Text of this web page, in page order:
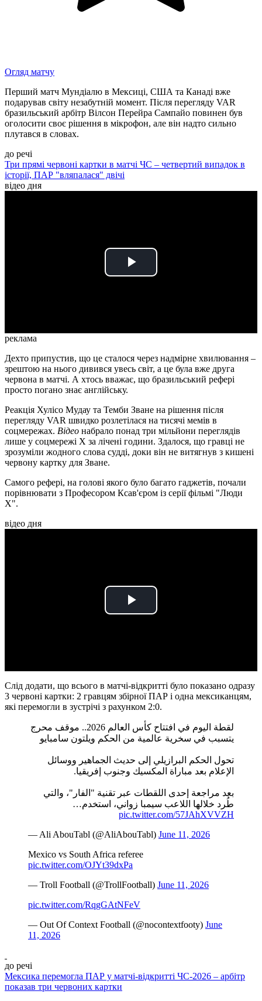
Огляд матчу
Перший матч Мундіалю в Мексиці, США та Канаді вже
подарував світу незабутній момент. Після перегляду VAR
бразильський арбітр Вілсон Перейра Сампайо повинен був
оголосити своє рішення в мікрофон, але він надто сильно
плутався в словах.
до речі
Три прямі червоні картки в матчі ЧС – четвертий випадок в
історії, ПАР "вляпалася" двічі
відео дня
Play
реклама
Дехто припустив, що це сталося через надмірне хвилювання –
зрештою на нього дивився увесь світ, а це була вже друга
червона в матчі. А хтось вважає, що бразильський рефері
просто погано знає англійську.
Реакція Хулісо Мудау та Темби Зване на рішення після
перегляду VAR швидко розлетілася на тисячі мемів в
соцмережах. Відео набрало понад три мільйони переглядів
лише у соцмережі X за лічені години. Здалося, що гравці не
зрозуміли жодного слова судді, доки він не витягнув з кишені
червону картку для Зване.
Самого рефері, на голові якого було багато гаджетів, почали
порівнювати з Професором Ксав'єром із серії фільмі "Люди
X".
відео дня
Play
Слід додати, що всього в матчі-відкритті було показано одразу
3 червоні картки: 2 гравцям збірної ПАР і одна мексиканцям,
які перемогли в зустрічі з рахунком 2:0.
لقطة اليوم في افتتاح كأس العالم 2026.. موقف محرج
يتسبب في سخرية عالمية من الحكم ويلتون سامبايو
تحول الحكم البرازيلي إلى حديث الجماهير ووسائل
الإعلام بعد مباراة المكسيك وجنوب إفريقيا.
بعد مراجعة إحدى اللقطات عبر تقنية "الفار"، والتي
طُرد خلالها اللاعب سيمبا زواني، استخدم…
pic.twitter.com/57JAhXVVZH
— Ali AbouTabl (@AliAbouTabl) June 11, 2026
Mexico vs South Africa referee
pic.twitter.com/OJYt39dxPa
— Troll Football (@TrollFootball) June 11, 2026
pic.twitter.com/RqgGAtNFeV
— Out Of Context Football (@nocontextfooty) June
11, 2026
до речі
Мексика перемогла ПАР у матчі-відкритті ЧС-2026 – арбітр
показав три червоних картки